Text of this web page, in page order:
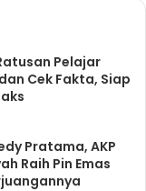
Pelajar
Cek Fakta, Siap
Pratama, AKP
Raih Pin Emas